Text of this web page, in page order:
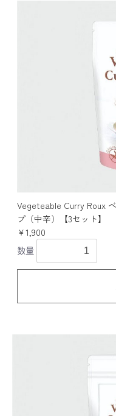
Vegeteable Curry Roux
プ（中辛）【3セット】
￥1,900
数量